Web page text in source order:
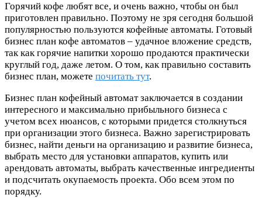
Горячий кофе любят все, и очень важно, чтобы он был
приготовлен правильно. Поэтому не зря сегодня большой
популярностью пользуются кофейные автоматы. Готовый
бизнес план кофе автоматов – удачное вложение средств,
так как горячие напитки хорошо продаются практически
круглый год, даже летом. О том, как правильно составить
бизнес план, можете почитать тут.
Бизнес план кофейный автомат заключается в создании
интересного и максимально прибыльного бизнеса с
учетом всех нюансов, с которыми придется столкнуться
при организации этого бизнеса. Важно зарегистрировать
бизнес, найти деньги на организацию и развитие бизнеса,
выбрать место для установки аппаратов, купить или
арендовать автоматы, выбрать качественные ингредиенты
и подсчитать окупаемость проекта. Обо всем этом по
порядку.